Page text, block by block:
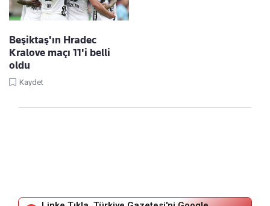
Beşiktaş'ın Hradec
Kralove maçı 11'i belli
oldu
Kaydet